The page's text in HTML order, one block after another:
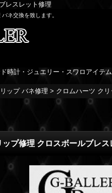
レスレット修理
ネ交換を致します。
時計・ジュエリー・スワロアイテ
ップ バネ修理 > クロムハーツ ク
プ修理 クロスボールブレ